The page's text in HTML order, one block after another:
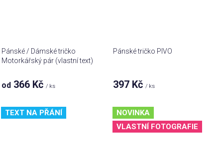
Pánské / Dámské tričko
Motorkářský pár (vlastní text)
od 366 Kč/ ks
Pánské tričko PIVO
397 Kč/ ks
TEXT NA PŘÁNÍ
NOVINKA
VLASTNÍ FOTOGRAFIE